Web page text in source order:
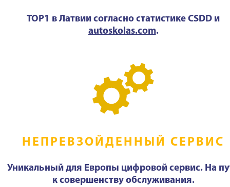
TOP1 в Латвии согласно статистике CSDD и
autoskolas.com.
НЕПРЕВЗОЙДЕННЫЙ СЕРВИС
Уникальный для Европы цифровой сервис. На
к совершенству обслуживания.